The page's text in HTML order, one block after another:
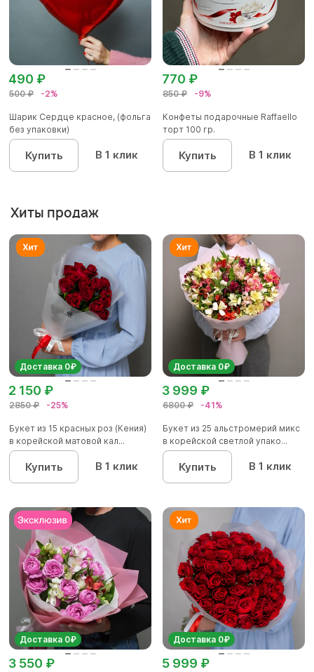
500 ₽ -2%
490 ₽
Шарик Сердце красное, (фольга
без упаковки)
Купить В 1 клик
850 ₽ -9%
770 ₽
Конфеты подарочные Raffaello
торт 100 гр.
Купить В 1 клик
Хиты продаж
Доставка 0₽
2850 ₽ -25%
2 150 ₽
Букет из 15 красных роз (Кения)
в корейской матовой кал...
Купить В 1 клик
Доставка 0₽
6800 ₽ -41%
3 999 ₽
Букет из 25 альстромерий микс
в корейской светлой упако...
Купить В 1 клик
Доставка 0₽
3 550 ₽
Доставка 0₽
5 999 ₽